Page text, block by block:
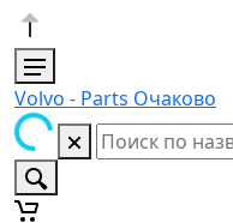
Volvo - Parts Очаково